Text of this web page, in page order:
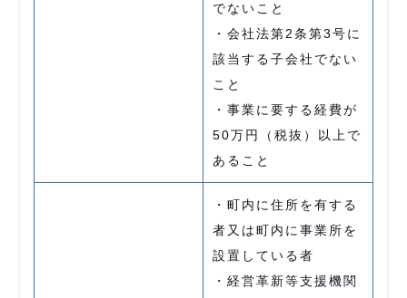
でないこと
・会社法第2条第3号に
該当する子会社でない
こと
・事業に要する経費が
50万円（税抜）以上で
あること
・町内に住所を有する
者又は町内に事業所を
設置している者
・経営革新等支援機関